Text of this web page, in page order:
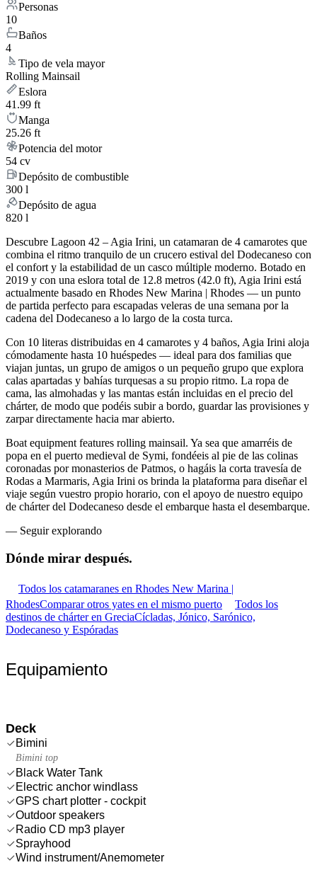
Personas
10
Baños
4
Tipo de vela mayor
Rolling Mainsail
Eslora
41.99 ft
Manga
25.26 ft
Potencia del motor
54 cv
Depósito de combustible
300 l
Depósito de agua
820 l
Descubre Lagoon 42 – Agia Irini, un catamaran de 4 camarotes que
combina el ritmo tranquilo de un crucero estival del Dodecaneso con
el confort y la estabilidad de un casco múltiple moderno. Botado en
2019 y con una eslora total de 12.8 metros (42.0 ft), Agia Irini está
actualmente basado en Rhodes New Marina | Rhodes — un punto
de partida perfecto para escapadas veleras de una semana por la
cadena del Dodecaneso a lo largo de la costa turca.
Con 10 literas distribuidas en 4 camarotes y 4 baños, Agia Irini aloja
cómodamente hasta 10 huéspedes — ideal para dos familias que
viajan juntas, un grupo de amigos o un pequeño grupo que explora
calas apartadas y bahías turquesas a su propio ritmo. La ropa de
cama, las almohadas y las mantas están incluidas en el precio del
chárter, de modo que podéis subir a bordo, guardar las provisiones y
zarpar directamente hacia mar abierto.
Boat equipment features rolling mainsail. Ya sea que amarréis de
popa en el puerto medieval de Symi, fondéeis al pie de las colinas
coronadas por monasterios de Patmos, o hagáis la corta travesía de
Rodas a Marmaris, Agia Irini os brinda la plataforma para diseñar el
viaje según vuestro propio horario, con el apoyo de nuestro equipo
de chárter del Dodecaneso desde el embarque hasta el desembarque.
— Seguir explorando
Dónde mirar después.
Todos los catamaranes en Rhodes New Marina |
RhodesComparar otros yates en el mismo puerto
Todos los
destinos de chárter en GreciaCícladas, Jónico, Sarónico,
Dodecaneso y Espóradas
Equipamiento
Deck
Bimini
Bimini top
Black Water Tank
Electric anchor windlass
GPS chart plotter - cockpit
Outdoor speakers
Radio CD mp3 player
Sprayhood
Wind instrument/Anemometer